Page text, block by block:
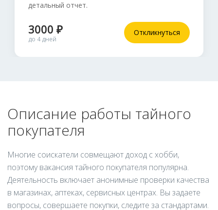
детальный отчет.
3000 ₽
до 4 дней
Откликнуться
Описание работы тайного
покупателя
Многие соискатели совмещают доход с хобби,
поэтому вакансия тайного покупателя популярна.
Деятельность включает анонимные проверки качества
в магазинах, аптеках, сервисных центрах. Вы задаете
вопросы, совершаете покупки, следите за стандартами.